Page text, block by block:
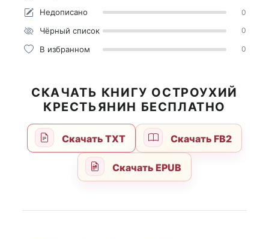
Недописано 0
Чёрный список 0
В избранном 0
СКАЧАТЬ КНИГУ ОСТРОУХИЙ
КРЕСТЬЯНИН БЕСПЛАТНО
Скачать TXT Скачать FB2
Скачать EPUB